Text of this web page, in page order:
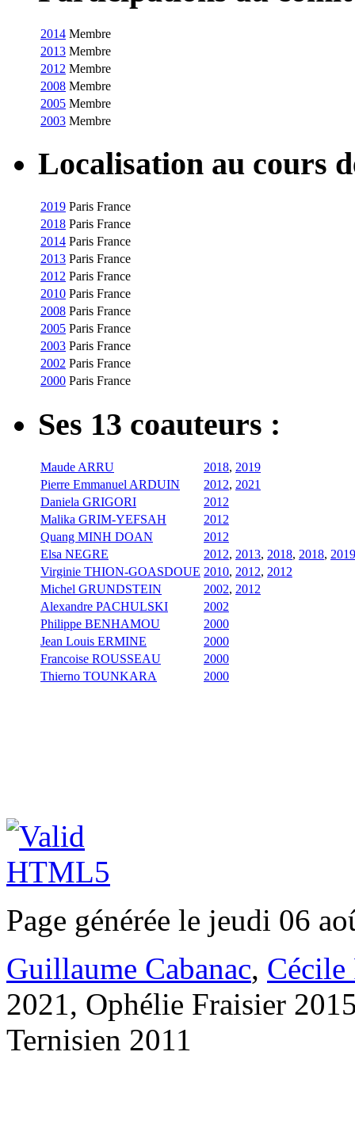
2014 Membre
2013 Membre
2012 Membre
2008 Membre
2005 Membre
2003 Membre
Localisation au cours
2019 Paris France
2018 Paris France
2014 Paris France
2013 Paris France
2012 Paris France
2010 Paris France
2008 Paris France
2005 Paris France
2003 Paris France
2002 Paris France
2000 Paris France
Ses 13 coauteurs :
Maude ARRU 2018, 2019
Pierre Emmanuel ARDUIN
2012, 2021
Daniela GRIGORI
2012
Malika GRIM-YEFSAH
2012
Quang MINH DOAN
2012
Elsa NEGRE
2012, 2013, 2018, 2018, 2019
Virginie THION-GOASDOUE 2010, 2012, 2012
Michel GRUNDSTEIN
2002, 2012
Alexandre PACHULSKI
2002
Philippe BENHAMOU
2000
Jean Louis ERMINE
2000
Francoise ROUSSEAU
2000
Thierno TOUNKARA
2000
Page générée le jeudi 06
Guillaume Cabanac, Cécile
2021, Ophélie Fraisier
Ternisien 2011